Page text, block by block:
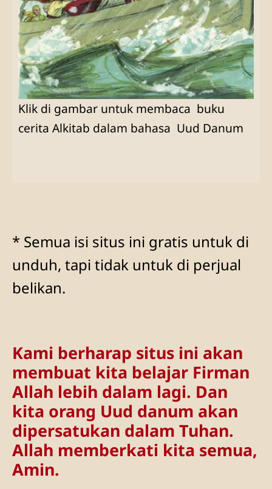
Klik di gambar untuk membaca buku
cerita Alkitab dalam bahasa Uud Danum
* Semua isi situs ini gratis untuk di
unduh, tapi tidak untuk di perjual
belikan.
Kami berharap situs ini akan
membuat kita belajar Firman
Allah lebih dalam lagi. Dan
kita orang Uud danum akan
dipersatukan dalam Tuhan.
Allah memberkati kita semua,
Amin.